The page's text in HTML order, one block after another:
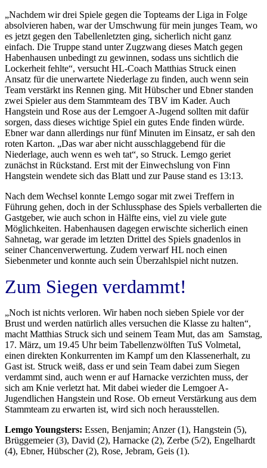
„Nachdem wir drei Spiele gegen die Topteams der Liga in Folge
absolvieren haben, war der Umschwung für mein junges Team, wo
es jetzt gegen den Tabellenletzten ging, sicherlich nicht ganz
einfach. Die Truppe stand unter Zugzwang dieses Match gegen
Habenhausen unbedingt zu gewinnen, sodass uns sichtlich die
Lockerheit fehlte“, versucht HL-Coach Matthias Struck einen
Ansatz für die unerwartete Niederlage zu finden, auch wenn sein
Team verstärkt ins Rennen ging. Mit Hübscher und Ebner standen
zwei Spieler aus dem Stammteam des TBV im Kader. Auch
Hangstein und Rose aus der Lemgoer A-Jugend sollten mit dafür
sorgen, dass dieses wichtige Spiel ein gutes Ende finden würde.
Ebner war dann allerdings nur fünf Minuten im Einsatz, er sah den
roten Karton. „Das war aber nicht ausschlaggebend für die
Niederlage, auch wenn es weh tat“, so Struck. Lemgo geriet
zunächst in Rückstand. Erst mit der Einwechslung von Finn
Hangstein wendete sich das Blatt und zur Pause stand es 13:13.
Nach dem Wechsel konnte Lemgo sogar mit zwei Treffern in
Führung gehen, doch in der Schlussphase des Spiels verballerten die
Gastgeber, wie auch schon in Hälfte eins, viel zu viele gute
Möglichkeiten. Habenhausen dagegen erwischte sicherlich einen
Sahnetag, war gerade im letzten Drittel des Spiels gnadenlos in
seiner Chancenverwertung. Zudem verwarf HL noch einen
Siebenmeter und konnte auch sein Überzahlspiel nicht nutzen.
Zum Siegen verdammt!
„Noch ist nichts verloren. Wir haben noch sieben Spiele vor der
Brust und werden natürlich alles versuchen die Klasse zu halten“,
macht Matthias Struck sich und seinem Team Mut, das am Samstag,
17. März, um 19.45 Uhr beim Tabellenzwölften TuS Volmetal,
einen direkten Konkurrenten im Kampf um den Klassenerhalt, zu
Gast ist. Struck weiß, dass er und sein Team dabei zum Siegen
verdammt sind, auch wenn er auf Harnacke verzichten muss, der
sich am Knie verletzt hat. Mit dabei wieder die Lemgoer A-
Jugendlichen Hangstein und Rose. Ob erneut Verstärkung aus dem
Stammteam zu erwarten ist, wird sich noch herausstellen.
Lemgo Youngsters: Essen, Benjamin; Anzer (1), Hangstein (5),
Brüggemeier (3), David (2), Harnacke (2), Zerbe (5/2), Engelhardt
(4), Ebner, Hübscher (2), Rose, Jebram, Geis (1).